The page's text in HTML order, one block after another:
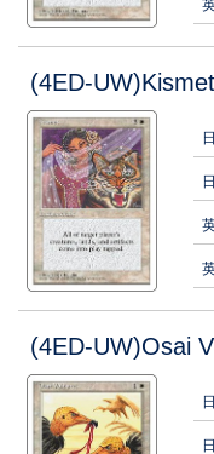
(4ED-
(4ED-UW)Osai